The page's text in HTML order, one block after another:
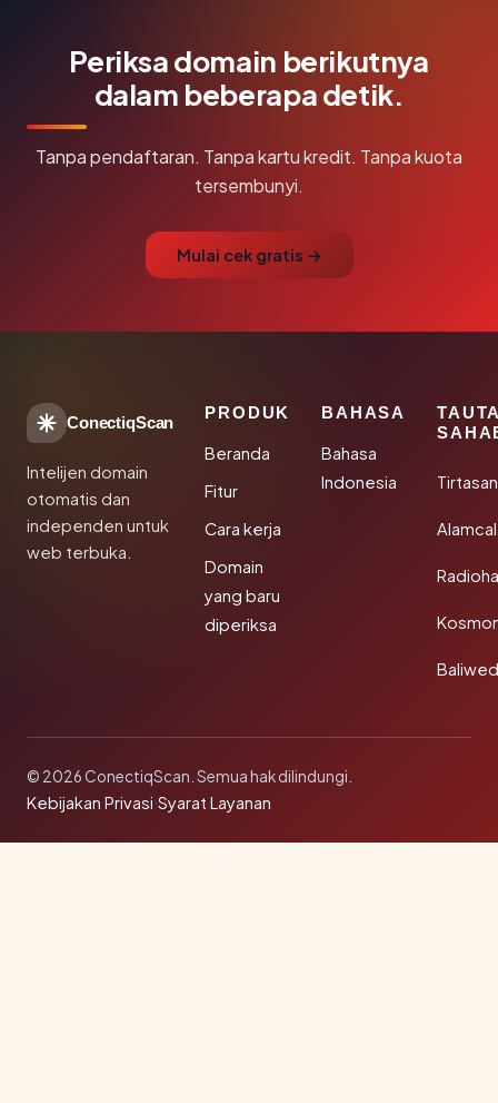
Periksa domain berikutnya
dalam beberapa detik.
Tanpa pendaftaran. Tanpa kartu kredit. Tanpa kuota
tersembunyi.
Mulai cek gratis →
ConectiqScan
Intelijen domain
otomatis dan
independen untuk
web terbuka.
PRODUK
Beranda
Fitur
Cara kerja
Domain
yang baru
diperiksa
BAHASA
Bahasa
Indonesia
© 2026 ConectiqScan. Semua hak dilindungi.
Kebijakan Privasi·Syarat Layanan